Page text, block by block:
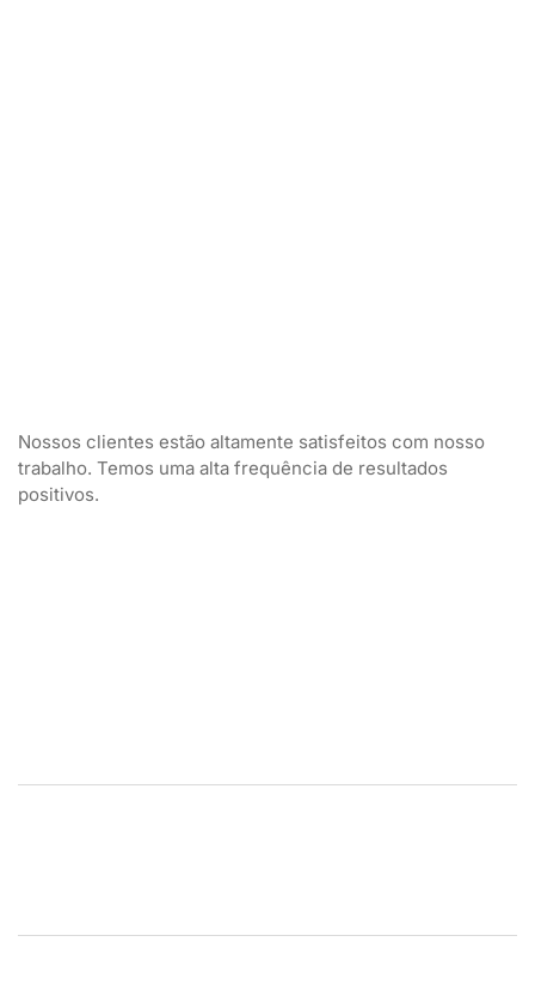
Nossos clientes estão altamente satisfeitos com nosso
trabalho. Temos uma alta frequência de resultados
positivos.